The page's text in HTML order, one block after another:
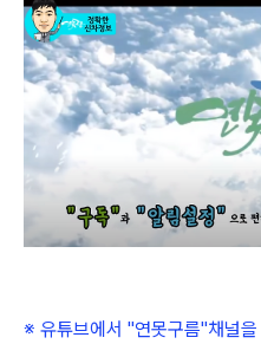
※ 유튜브에서 "연못구름"채널을